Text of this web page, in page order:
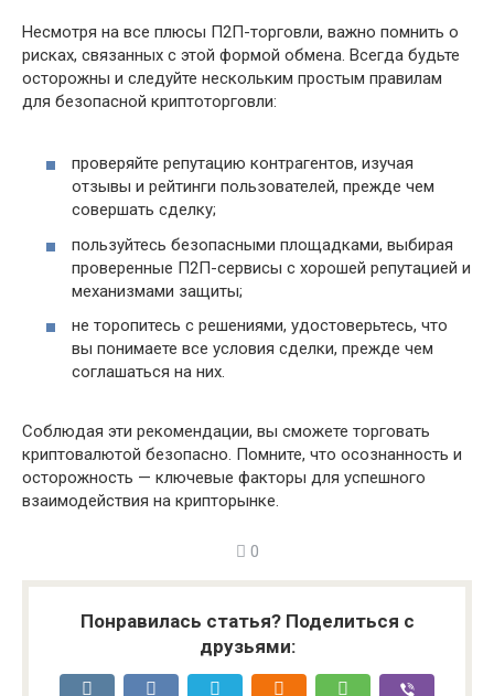
Несмотря на все плюсы П2П-торговли, важно помнить о
рисках, связанных с этой формой обмена. Всегда будьте
осторожны и следуйте нескольким простым правилам
для безопасной криптоторговли:
проверяйте репутацию контрагентов, изучая
отзывы и рейтинги пользователей, прежде чем
совершать сделку;
пользуйтесь безопасными площадками, выбирая
проверенные П2П-сервисы с хорошей репутацией и
механизмами защиты;
не торопитесь с решениями, удостоверьтесь, что
вы понимаете все условия сделки, прежде чем
соглашаться на них.
Соблюдая эти рекомендации, вы сможете торговать
криптовалютой безопасно. Помните, что осознанность и
осторожность — ключевые факторы для успешного
взаимодействия на крипторынке.
0
Понравилась статья? Поделиться с
друзьями: